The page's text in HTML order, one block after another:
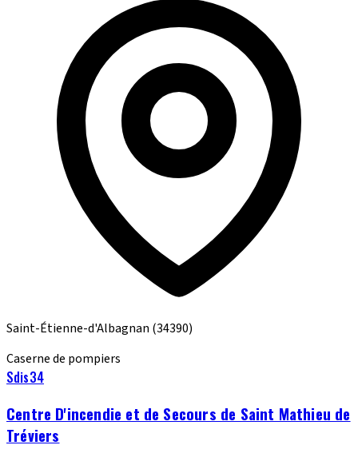
Saint-Étienne-d'Albagnan (34390)
Caserne de pompiers
Sdis34
Centre D'incendie et de Secours de Saint Mathieu de
Tréviers